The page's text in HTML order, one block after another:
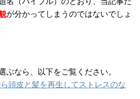
が分かってしまうのではないでしょ
ぶなら、以下をご覧ください。
頭皮と髪を再生してストレスのな